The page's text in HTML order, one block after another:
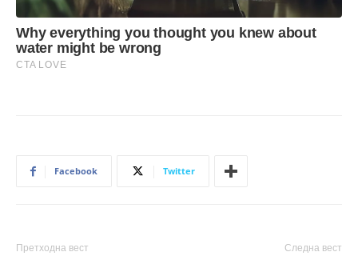
Facebook Twitter
Претходна вест Следна вест